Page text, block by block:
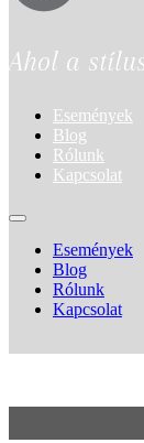
Ahol a
Események
Blog
Rólunk
Kapcsolat
Események
Blog
Rólunk
Kapcsolat